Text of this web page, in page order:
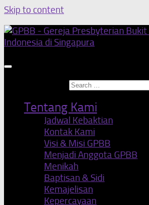
Skip to content
Tentang Kami
Jadwal Kebaktian
Kontak Kami
Visi & Misi GPBB
Menjadi Anggota GPBB
Menikah
Baptisan & Sidi
Kemajelisan
Kepercayaan